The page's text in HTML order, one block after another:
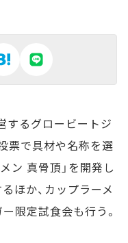
するグロービートジ
票で具材や名称を選
ン 真骨頂」を開発し
ほか、カップラーメ
限定試食会も行う。